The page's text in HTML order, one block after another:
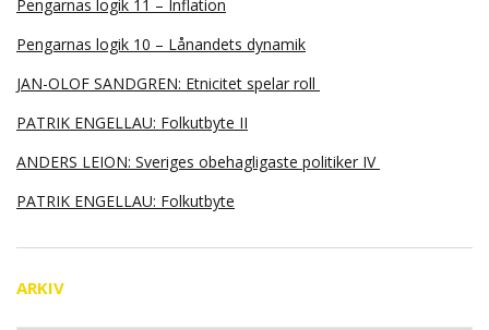
Pengarnas logik 11 – Inflation
Pengarnas logik 10 – Lånandets dynamik
JAN-OLOF SANDGREN: Etnicitet spelar roll
PATRIK ENGELLAU: Folkutbyte II
ANDERS LEION: Sveriges obehagligaste politiker IV
PATRIK ENGELLAU: Folkutbyte
ARKIV